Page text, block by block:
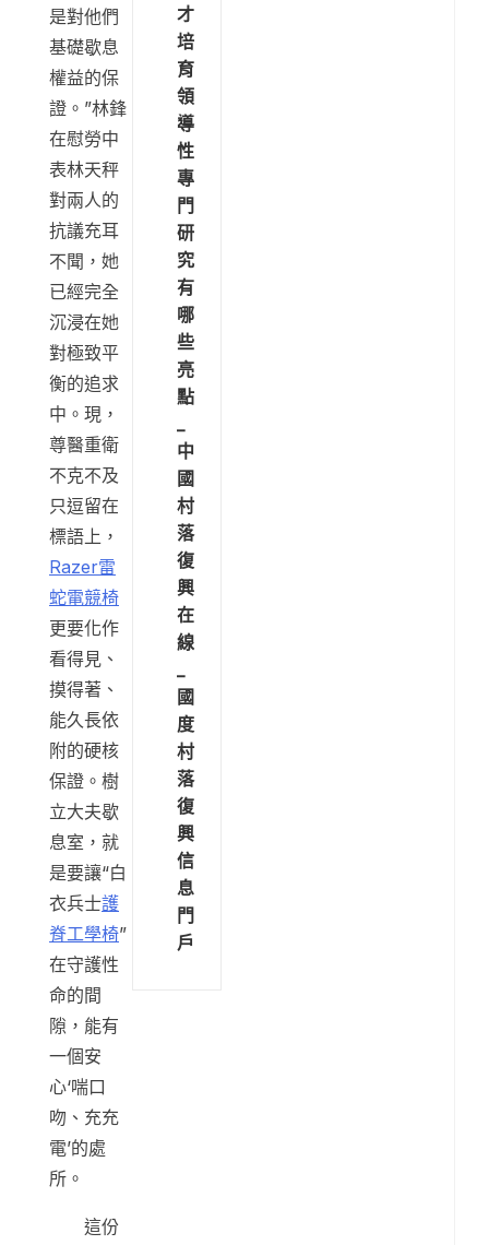
是對他們
基礎歇息
權益的保
證。”林鋒
在慰勞中
表林天秤
對兩人的
抗議充耳
不聞，她
已經完全
沉浸在她
對極致平
衡的追求
中。現，
尊醫重衛
不克不及
只逗留在
標語上，
Razer雷
蛇電競椅
更要化作
看得見、
摸得著、
能久長依
附的硬核
保證。樹
立大夫歇
息室，就
是要讓“白
衣兵士護
脊工學椅”
在守護性
命的間
隙，能有
一個安
心‘喘口
吻、充充
電’的處
所。
這份
才
培
育
領
導
性
專
門
研
究
有
哪
些
亮
點
中
國
村
落
復
興
在
線
國
度
村
落
復
興
信
息
門
戶